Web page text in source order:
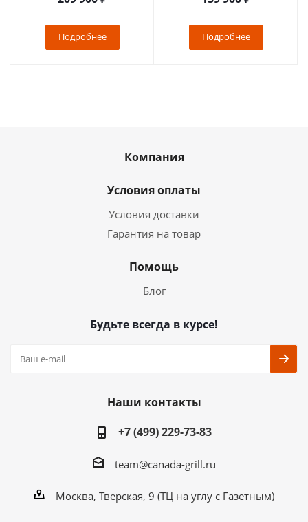
Подробнее Подробнее
Компания
Условия оплаты
Условия доставки
Гарантия на товар
Помощь
Блог
Будьте всегда в курсе!
Наши контакты
+7 (499) 229-73-83
team@canada-grill.ru
Москва, Тверская, 9 (ТЦ на углу с Газетным)